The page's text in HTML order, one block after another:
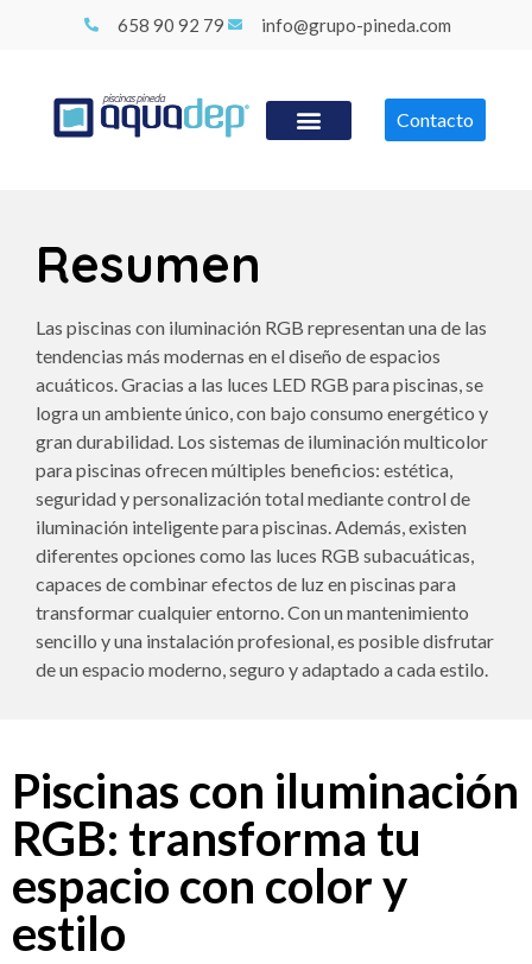
658 90 92 79 info@grupo-pineda.com
Contacto
Resumen
Las piscinas con iluminación RGB representan una de las
tendencias más modernas en el diseño de espacios
acuáticos. Gracias a las luces LED RGB para piscinas, se
logra un ambiente único, con bajo consumo energético y
gran durabilidad. Los sistemas de iluminación multicolor
para piscinas ofrecen múltiples beneficios: estética,
seguridad y personalización total mediante control de
iluminación inteligente para piscinas. Además, existen
diferentes opciones como las luces RGB subacuáticas,
capaces de combinar efectos de luz en piscinas para
transformar cualquier entorno. Con un mantenimiento
sencillo y una instalación profesional, es posible disfrutar
de un espacio moderno, seguro y adaptado a cada estilo.
Piscinas con iluminación
RGB: transforma tu
espacio con color y
estilo